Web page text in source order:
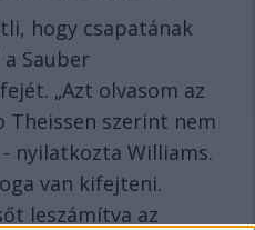
hogy csapatának
Sauber
„Azt olvasom az
Theissen szerint nem
nyilatkozta Williams.
van kifejteni.
leszámítva az